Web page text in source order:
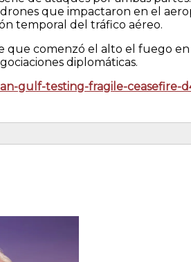
drones que impactaron en el
temporal del tráfico aéreo.
que comenzó el alto el fuego en
diplomáticas.
gulf-testing-fragile-ceasefire-